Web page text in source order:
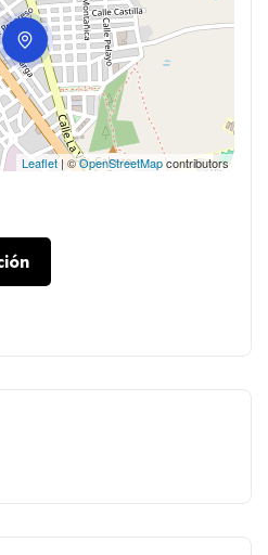
Leaflet| ©OpenStreetMapcontributors